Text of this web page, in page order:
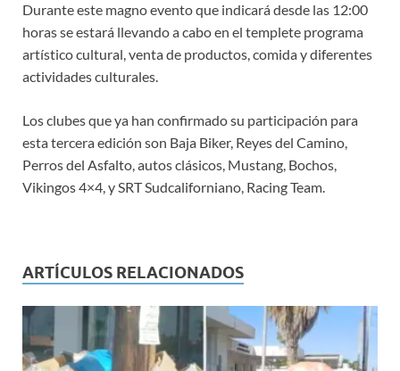
Durante este magno evento que indicará desde las 12:00
horas se estará llevando a cabo en el templete programa
artístico cultural, venta de productos, comida y diferentes
actividades culturales.
Los clubes que ya han confirmado su participación para
esta tercera edición son Baja Biker, Reyes del Camino,
Perros del Asfalto, autos clásicos, Mustang, Bochos,
Vikingos 4×4, y SRT Sudcaliforniano, Racing Team.
ARTÍCULOS RELACIONADOS